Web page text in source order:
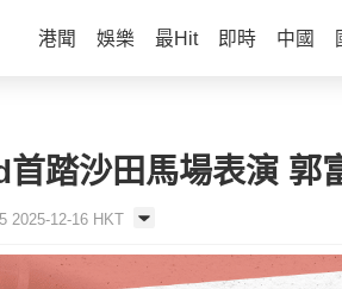
港聞 娛樂 最Hit 即時 中國
踏沙田馬場表演 郭
2025-12-16 HKT